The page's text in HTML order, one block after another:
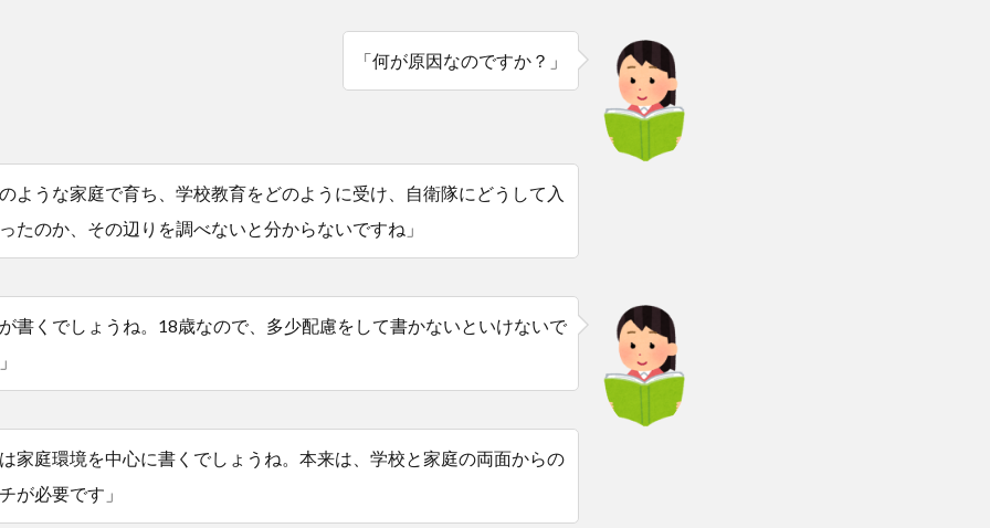
「何が原因なのですか？」
ような家庭で育ち、学校教育をどのように受け、自衛隊にどうして入
たのか、その辺りを調べないと分からないですね」
書くでしょうね。18歳なので、多少配慮をして書かないといけないで
家庭環境を中心に書くでしょうね。本来は、学校と家庭の両面からの
が必要です」